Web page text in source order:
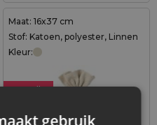
Maat: 16x37 cm
Stof: Katoen, polyester, Linnen
Kleur:
Bestseller
gebruik